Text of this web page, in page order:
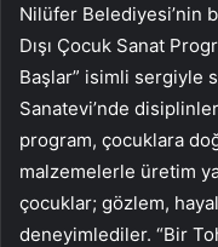
Nilüfer Belediyesi’nin
Dışı Çocuk Sanat
Başlar” isimli sergiyle
Sanatevi’nde
program, çocuklara
malzemelerle üretim
çocuklar; gözlem,
deneyimlediler. “Bir